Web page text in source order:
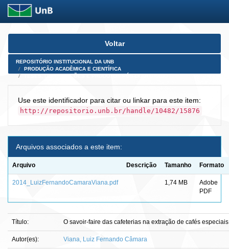
Skip
Voltar
REPOSITÓRIO INSTITUCIONAL DA UNB
PRODUÇÃO ACADÊMICA E CIENTÍFICA
Use este identificador para citar ou linkar para este item:
http://repositorio.unb.br/handle/10482/15876
Arquivos associados a este item:
Arquivo Descrição Tamanho Formato
2014_LuizFernandoCamaraViana.pdf 1,74 MB
Adobe
PDF
Título: O savoir-faire das cafeterias na extração de cafés
Autor(es): Viana, Luiz Fernando Câmara